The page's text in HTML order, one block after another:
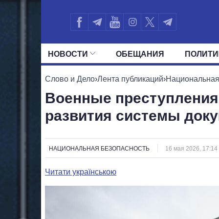
НОВОСТИ ОБЕЩАНИЯ
ВСЕ ПОЛИТИКИ ПРЕЗИДЕНТ И
Слово и Дело›Лента публикаций›
Военные
развития системы
НАЦИОНАЛЬНАЯ БЕЗОПАСНОСТЬ 16 мая 2026, 17:14
Читати українською